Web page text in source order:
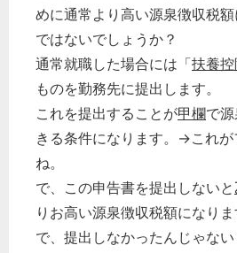
めに通常より高い源泉徴収税
ではないでしょうか？
通常就職した場合には「扶養控
ものを勤務先に提出します。
これを提出することが甲欄で
きる条件になります。→これ
ね。
で、この申告書を提出しないと
りお高い源泉徴収税額になりま
で、提出しなかったんじゃない